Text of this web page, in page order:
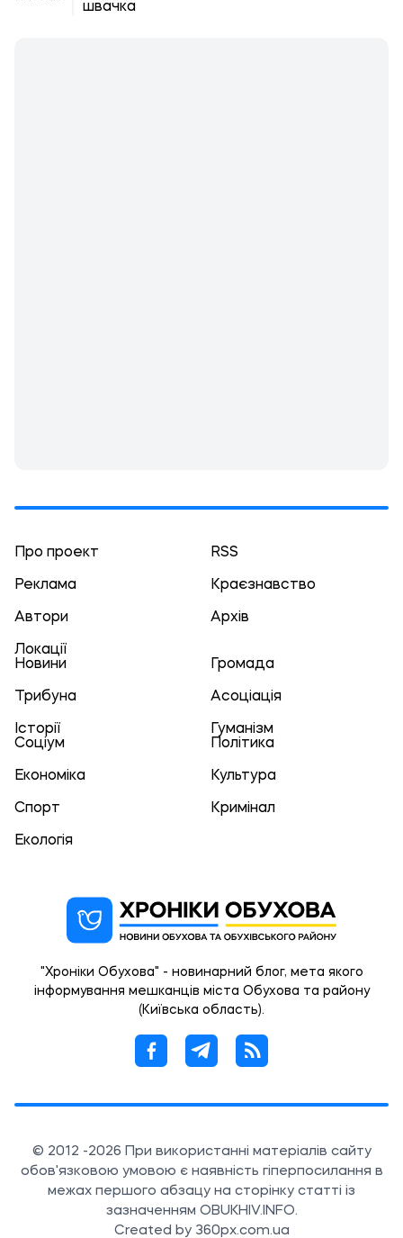
швачка
Про проект RSS
Реклама Краєзнавство
Автори Архів
Локації
Новини
Громада
Трибуна Асоціація
Історії
Гуманізм
Соціум
Політика
Економіка Культура
Спорт Кримінал
Екологія
"Хроніки Обухова" - новинарний блог, мета якого
інформування мешканців міста Обухова та району
(Київська область).
© 2012 -2026 При використанні матеріалів сайту
обов'язковою умовою є наявність гіперпосилання в
межах першого абзацу на сторінку статті із
зазначенням OBUKHIV.INFO.
Created by 360px.com.ua